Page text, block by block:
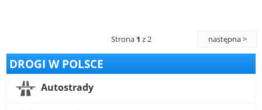
Strona 1 z 2 następna >
DROGI W POLSCE
Autostrady